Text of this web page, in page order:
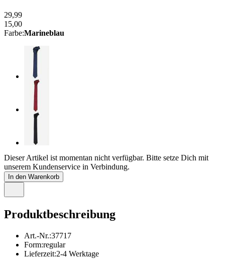
29,99
15,00
Farbe:Marineblau
Dieser Artikel ist momentan nicht verfügbar. Bitte setze Dich mit
unserem Kundenservice in Verbindung.
In den Warenkorb
Produktbeschreibung
Art.-Nr.:37717
Form:regular
Lieferzeit:2-4 Werktage